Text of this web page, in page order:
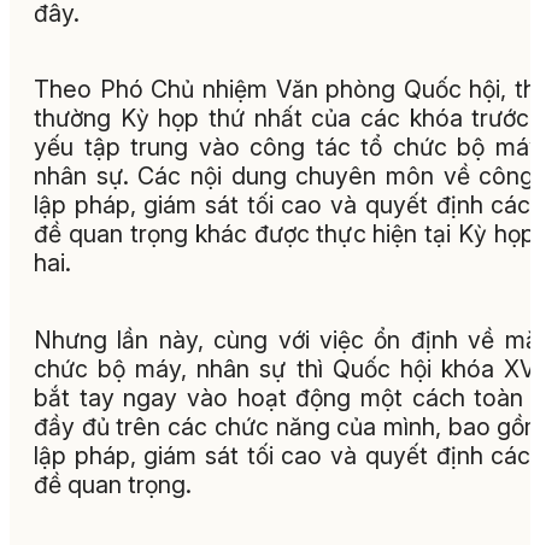
đây.
Theo Phó Chủ nhiệm Văn phòng Quốc hội,
thường Kỳ họp thứ nhất của các khóa trước
yếu tập trung vào công tác tổ chức bộ
nhân sự. Các nội dung chuyên môn về
lập pháp, giám sát tối cao và quyết định các
đề quan trọng khác được thực hiện tại Kỳ
hai.
Nhưng lần này, cùng với việc ổn định về
chức bộ máy, nhân sự thì Quốc hội khóa
bắt tay ngay vào hoạt động một cách toàn
đầy đủ trên các chức năng của mình, bao
lập pháp, giám sát tối cao và quyết định các
đề quan trọng.